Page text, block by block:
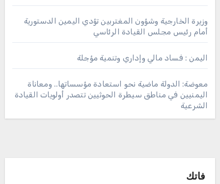
وزيرة الخارجية وشؤون المغتربين تؤدي اليمين الدستورية
أمام رئيس مجلس القيادة الرئاسي
اليمن : فساد مالي وإداري وتنمية مؤجلة
معوضة: الدولة ماضية نحو استعادة مؤسساتها.. ومعاناة
اليمنيين في مناطق سيطرة الحوثيين تتصدر أولويات القيادة
الشرعية
فاتك